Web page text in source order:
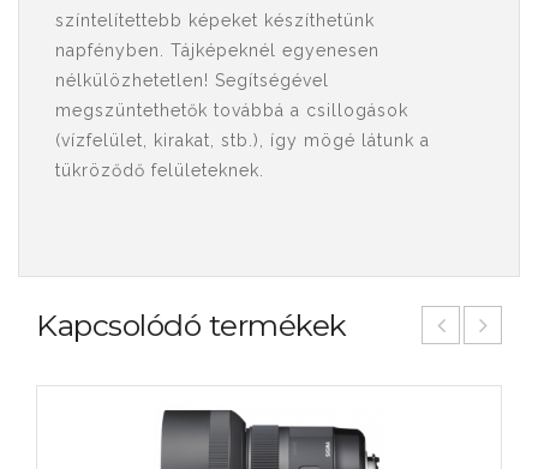
színtelítettebb képeket készíthetünk
napfényben. Tájképeknél egyenesen
nélkülözhetetlen! Segítségével
megszüntethetők továbbá a csillogások
(vízfelület, kirakat, stb.), így mögé látunk a
tükröződő felületeknek.
Kapcsolódó termékek